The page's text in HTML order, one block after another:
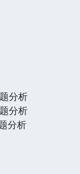
分析
分析
分析